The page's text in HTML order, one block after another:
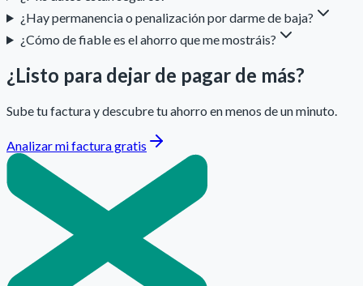
¿Hay permanencia o penalización por darme de baja?
¿Cómo de fiable es el ahorro que me mostráis?
¿Listo para dejar de pagar de más?
Sube tu factura y descubre tu ahorro en menos de un minuto.
Analizar mi factura gratis